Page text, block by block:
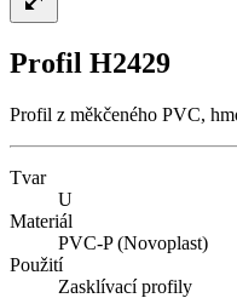
Profil H2429
Profil z měkčeného PVC,
Tvar
U
Materiál
PVC-P (Novoplast)
Použití
Zasklívací profily